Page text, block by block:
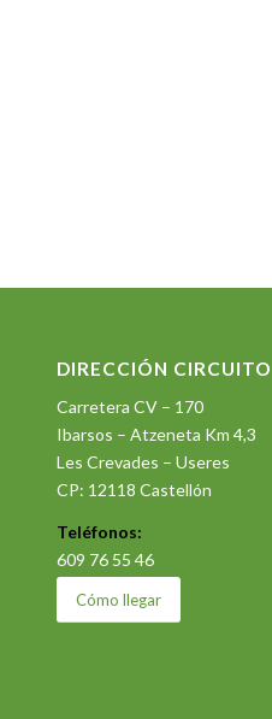
DIRECCIÓN CIRCUITO
Carretera CV – 170
Ibarsos – Atzeneta Km 4,3
Les Crevades – Useres
CP: 12118 Castellón
Teléfonos:
609 76 55 46
Cómo llegar